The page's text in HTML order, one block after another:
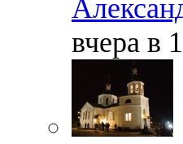
вчера в